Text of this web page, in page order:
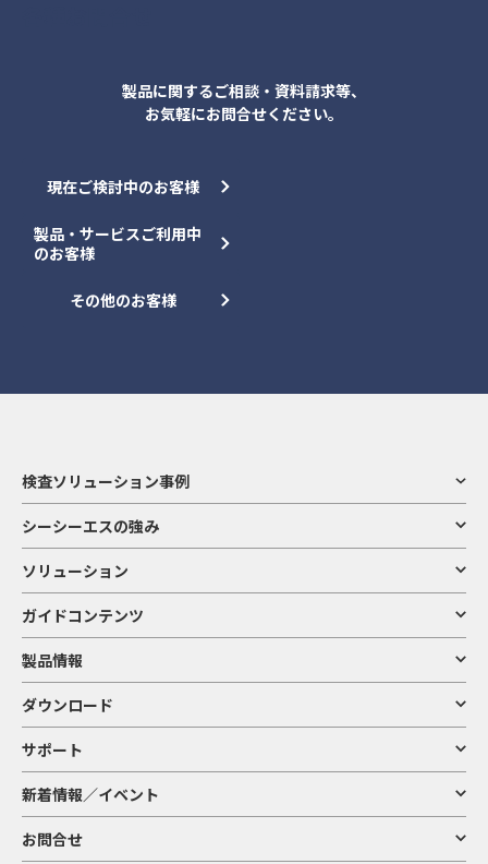
製品に関するご相談・資料請求等、
お気軽にお問合せください。
現在ご検討中のお客様
製品・サービスご利用中
のお客様
その他のお客様
検査ソリューション事例
シーシーエスの強み
ソリューション
ガイドコンテンツ
製品情報
ダウンロード
サポート
新着情報／イベント
お問合せ